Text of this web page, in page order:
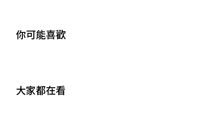
你可能喜歡
大家都在看